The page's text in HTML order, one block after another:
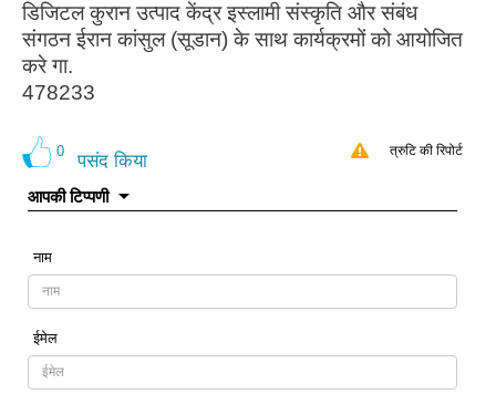
डिजिटल कुरान उत्पाद केंद्र इस्लामी संस्कृति और संबंध
संगठन ईरान कांसुल (सूडान) के साथ कार्यक्रमों को आयोजित
करे गा.
478233
0 पसंद किया त्रुटि की रिपोर्ट
आपकी टिप्पणी
नाम
ईमेल